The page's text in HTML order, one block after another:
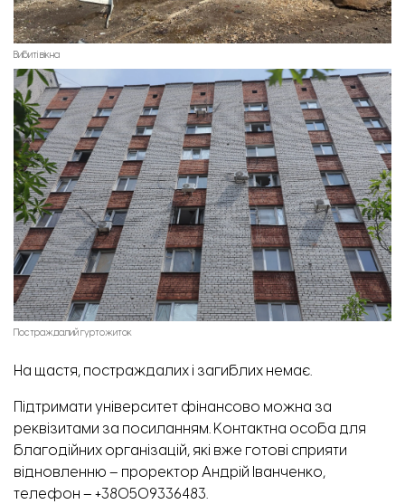
Вибиті вікна
Постраждалий гуртожиток
На щастя, постраждалих і загиблих немає.
Підтримати університет фінансово можна за
реквізитами за посиланням. Контактна особа для
благодійних організацій, які вже готові сприяти
відновленню – проректор Андрій Іванченко,
телефон – +380509336483.